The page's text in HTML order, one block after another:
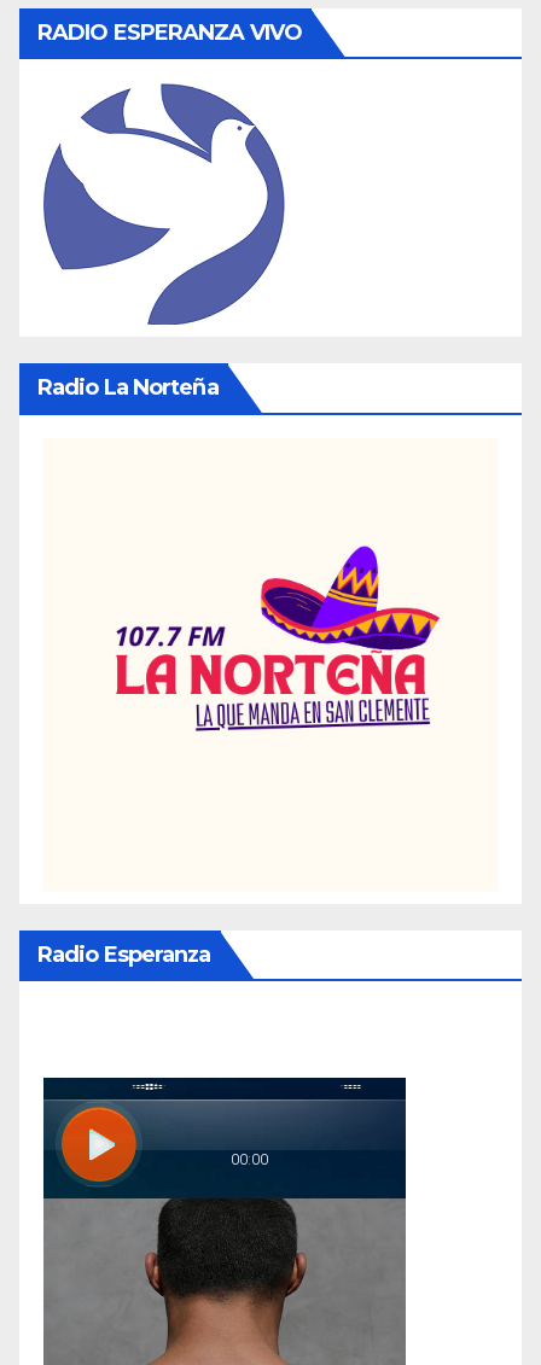
RADIO ESPERANZA VIVO
Radio La Norteña
Radio Esperanza